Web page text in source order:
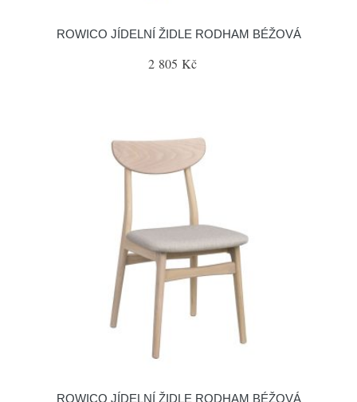
ROWICO JÍDELNÍ ŽIDLE RODHAM BÉŽOVÁ
2 805 Kč
ROWICO JÍDELNÍ ŽIDLE RODHAM BÉŽOVÁ